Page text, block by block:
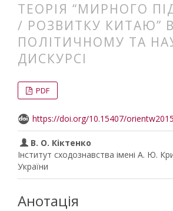
ТЕОРІЯ “МИРНОГО
/ РОЗВИТКУ КИТАЮ” В
ПОЛІТИЧНОМУ ТА
ДИСКУРСІ
PDF
https://doi.org/10.15407/
В. О. Кіктенко
Інститут сходознавства імені А. Ю.
України
Анотація